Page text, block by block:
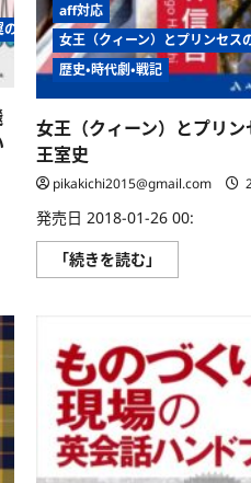
ー
か
ら
は
じ
め
る
も
て
英
に
さ
育て方 当機は’自分らしい生き方’への
aff対応
女王（クィーン）とプリンセス
歴史・時代劇・戦記
女王（クィーン）とプリン
王室史
pikakichi2015@gmail.com
発売日 2018-01-26 00:
「続きを読む」
王
と
プ
リ
ン
セ
ス
の
英
国